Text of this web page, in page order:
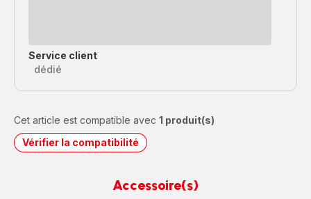
Service client
dédié
Cet article est compatible avec 1 produit(s)
Vérifier la compatibilité
Accessoire(s)